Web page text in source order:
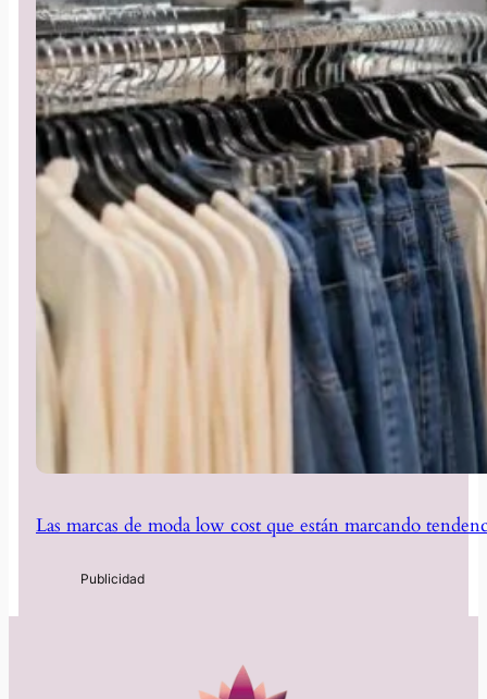
Las marcas de moda low cost que están marcando